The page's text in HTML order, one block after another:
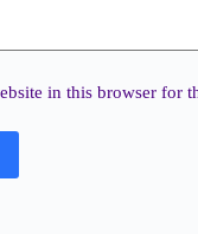
in this browser for